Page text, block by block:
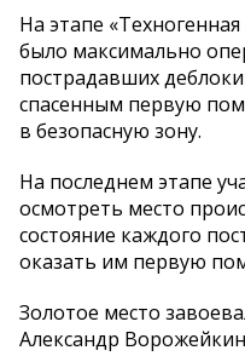
На этапе
было максимально
пострадавших
спасенным первую
в безопасную зону.
На последнем этапе
осмотреть место
состояние каждого
оказать им первую
Золотое место
Александр